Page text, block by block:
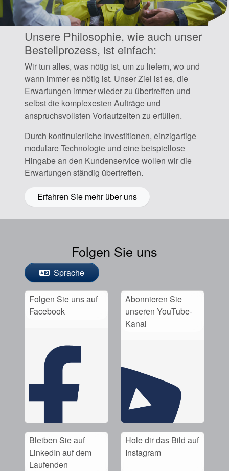
Unsere Philosophie, wie auch unser
Bestellprozess, ist einfach:
Wir tun alles, was nötig ist, um zu liefern, wo und
wann immer es nötig ist. Unser Ziel ist es, die
Erwartungen immer wieder zu übertreffen und
selbst die komplexesten Aufträge und
anspruchsvollsten Vorlaufzeiten zu erfüllen.
Durch kontinuierliche Investitionen, einzigartige
modulare Technologie und eine beispiellose
Hingabe an den Kundenservice wollen wir die
Erwartungen ständig übertreffen.
Erfahren Sie mehr über uns
Folgen Sie uns
Sprache
Folgen Sie uns auf
Facebook
Abonnieren Sie
unseren YouTube-
Kanal
Bleiben Sie auf
LinkedIn auf dem
Laufenden
Hole dir das Bild auf
Instagram